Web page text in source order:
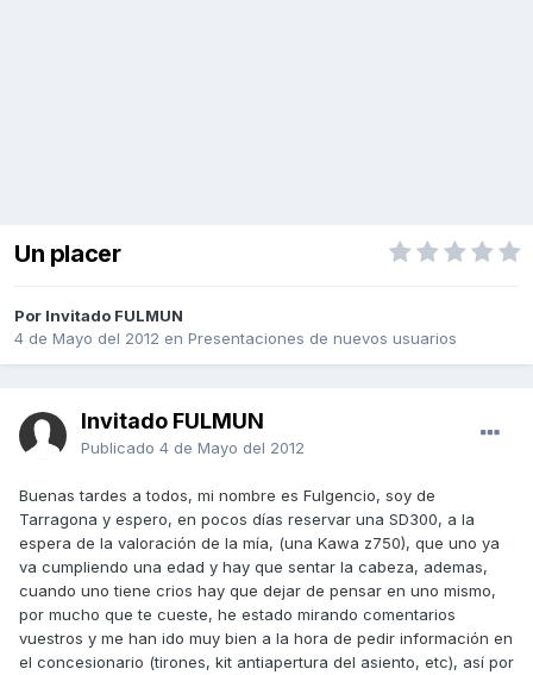
Un placer
Por Invitado FULMUN
4 de Mayo del 2012 en Presentaciones de nuevos usuarios
Invitado FULMUN
Publicado 4 de Mayo del 2012
Buenas tardes a todos, mi nombre es Fulgencio, soy de
Tarragona y espero, en pocos días reservar una SD300, a la
espera de la valoración de la mía, (una Kawa z750), que uno ya
va cumpliendo una edad y hay que sentar la cabeza, ademas,
cuando uno tiene crios hay que dejar de pensar en uno mismo,
por mucho que te cueste, he estado mirando comentarios
vuestros y me han ido muy bien a la hora de pedir información en
el concesionario (tirones, kit antiapertura del asiento, etc), así por